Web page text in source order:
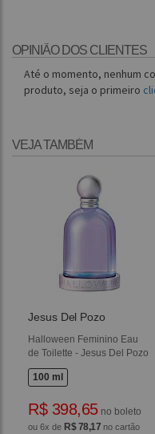
OPINIÃO DOS CLIENTES
Até o momento, nenhum
produto, seja o primeiro
VEJA TAMBÉM
Jesus Del Pozo
Halloween Feminino Eau
de Toilette - Jesus Del Pozo
100 ml
R$ 398,65no boleto
ou 6x de R$ 78,17 no cartão